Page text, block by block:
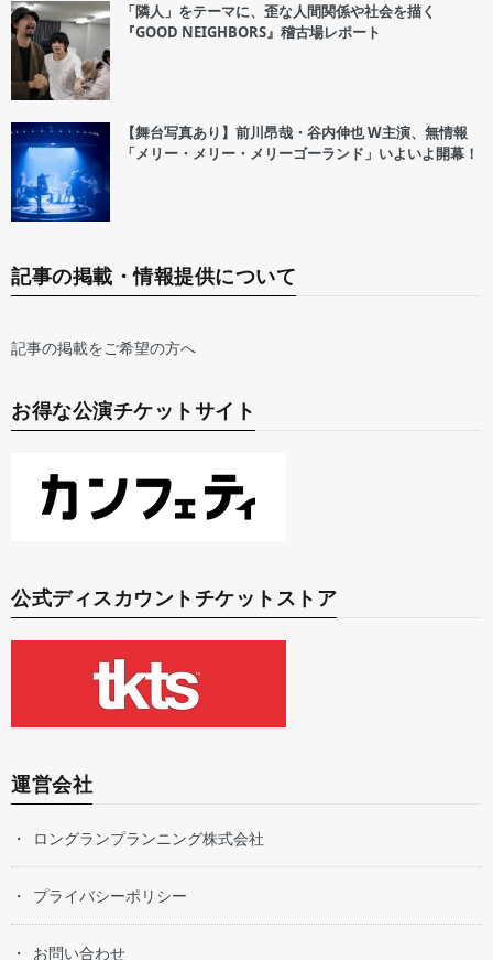
「隣人」をテーマに、歪な人間関係や社会を描く
『GOOD NEIGHBORS』稽古場レポート
【舞台写真あり】前川昂哉・谷内伸也 W主演、無情報
「メリー・メリー・メリーゴーランド」いよいよ開幕！
記事の掲載・情報提供について
記事の掲載をご希望の方へ
お得な公演チケットサイト
公式ディスカウントチケットストア
運営会社
ロングランプランニング株式会社
プライバシーポリシー
お問い合わせ